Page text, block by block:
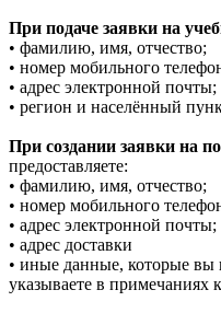
При подаче заявки на
• фамилию, имя, отчество;
• номер мобильного
• адрес электронной почты;
• регион и населённый
При создании заявки на
предоставляете:
• фамилию, имя, отчество;
• номер мобильного
• адрес электронной почты;
• адрес доставки
• иные данные, которые
указываете в примечаниях